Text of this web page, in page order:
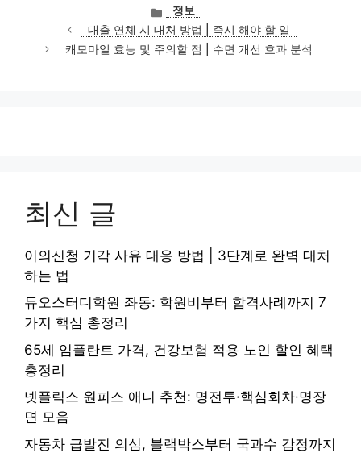
카
테
고
리
정보
대출 연체 시 대처 방법 | 즉시 해야 할 일
캐모마일 효능 및 주의할 점 | 수면 개선 효과 분석
최신 글
이의신청 기각 사유 대응 방법 | 3단계로 완벽 대처
하는 법
듀오스터디학원 좌동: 학원비부터 합격사례까지 7
가지 핵심 총정리
65세 임플란트 가격, 건강보험 적용 노인 할인 혜택
총정리
넷플릭스 원피스 애니 추천: 명전투·핵심회차·명장
면 모음
자동차 급발진 의심, 블랙박스부터 국과수 감정까지